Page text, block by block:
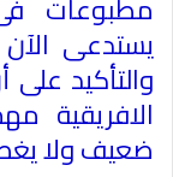
يستدعى
والتأكيد
الافريقية
ضعيف ولا